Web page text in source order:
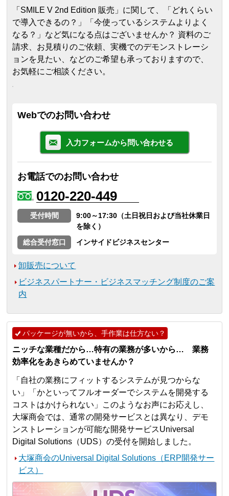
「SMILE V 2nd Edition 販売」に関して、「どれくらい
で導入できるの？」「今使っているシステムよりよく
なる？」など気になる点はございませんか？ 資料のご
請求、お見積りのご依頼、実機でのデモンストレーシ
ョンを見たい、などのご希望も承っておりますので、
お気軽にご相談ください。
Webでのお問い合わせ
入力フォームから問い合わせる
お電話でのお問い合わせ
0120-220-449
受付時間
9:00～17:30（土日祝日および当社休業日
を除く）
総合受付窓口
インサイドビジネスセンター
卸販売について
ビジネスパートナー・ビジネスマッチング制度のご案
内
パッケージが無いから、手作業は仕方ない？
ニッチな業種だから…特有の業務が多いから… 業務
効率化をあきらめていませんか？
「自社の業務にフィットするシステムが見つからな
い」「かといってフルオーダーでシステムを開発する
コストはかけられない」このようなお声にお応えし、
大塚商会では、通常の開発サービスとは異なり、デモ
ンストレーションが可能な開発サービスUniversal
Digital Solutions（UDS）の受付を開始しました。
大塚商会のUniversal Digital Solutions（ERP開発サー
ビス）